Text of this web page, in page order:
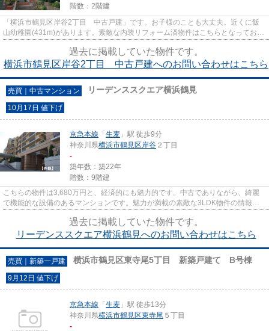
階数：2階建
「横浜市鶴見区岸谷2丁目 中古戸建」です。お子様のことも大丈夫。近くに飯
山幼稚園(431m)があります。素敵な内装リフォーム済物件はこちらとなっており
過去に掲載していた物件です。
横浜市鶴見区岸谷2丁目 中古戸建へのお問い合わせはこちら
売買｜中古マンション リーデンススクエア横浜鶴見
10月17日 値下げ
京急本線 「 生麦 」駅 徒歩9分
神奈川県横浜市鶴見区岸谷 ２丁目
-
築年数：築22年
階数：9階建
こちらの物件は3,680万円と、経済的にも魅力的です。中古でありながら、綺麗
で機能的な設備のあるマンションです。魅力が満載の素敵な3LDK物件の情報を
過去に掲載していた物件です。
リーデンススクエア横浜鶴見へのお問い合わせはこちら
売買｜新築一戸建 横浜市鶴見区東寺尾5丁目 新築戸建て B号棟
9月12日 値下げ
京急本線 「 生麦 」駅 徒歩13分
神奈川県横浜市鶴見区東寺尾 ５丁目
-